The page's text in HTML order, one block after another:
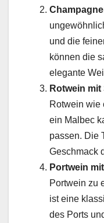
und die
können die
elegante
Rotwein
Rotwein wie
ein Malbec
passen. Die
Geschmack
Portwein
Portwein zu
ist eine
des Ports